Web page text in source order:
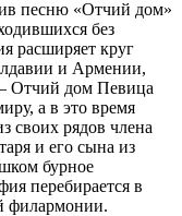
песню «Отчий дом»
без
расширяет круг
и Армении,
Отчий дом Певица
а в это время
своих рядов члена
и его сына из
бурное
перебирается в
филармонии.